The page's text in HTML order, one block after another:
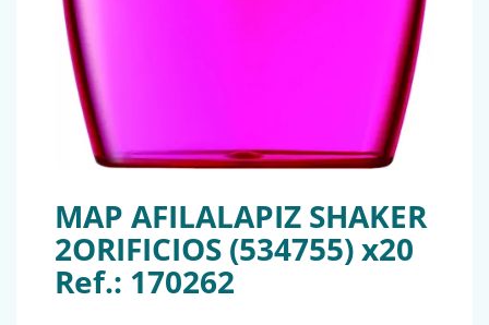
MAP AFILALAPIZ SHAKER
2ORIFICIOS (534755) x20
Ref.: 170262